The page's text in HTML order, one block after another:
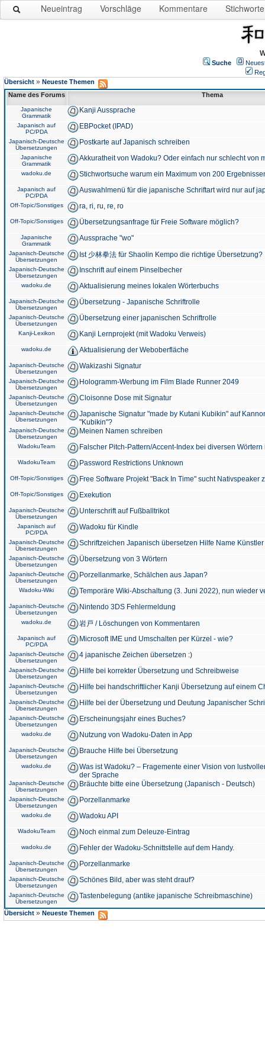
Neueintrag Vorschläge Kommentare Stichworte
Suche
Übersicht » Neueste Themen
Name des Forums
Thema
Japanische
Grammatik
Kanji Aussprache
Japanisch auf
PC/PDA
EBPocket (IPAD)
Japanisch-Deutsche
Übersetzungen
Postkarte auf Japanisch schreiben
Japanische
Grammatik
Akkuratheit von Wadoku? Oder einfach nur schlecht von
wadoku.de Stichwortsuche warum ein Maximum von 200
Japanisch auf
PC/PDA
Auswahlmenü für die japanische Schriftart wird nur auf
Off-Topic/Sonstiges ra, ri, ru, re, ro
Off-Topic/Sonstiges Übersetzungsanfrage für Freie Software möglich?
Japanische
Grammatik
Aussprache "wo"
Japanisch-Deutsche
Übersetzungen
Ist 少林拳法 für Shaolin Kempo die richtige Übersetzung?
Japanisch-Deutsche
Übersetzungen
Inschrift auf einem Pinselbecher
wadoku.de Aktualisierung meines lokalen Wörterbuchs
Japanisch-Deutsche
Übersetzungen
Übersetzung - Japanische Schriftrolle
Japanisch-Deutsche
Übersetzungen
Übersetzung einer japanischen Schriftrolle
Kanji-Lexikon Kanji Lernprojekt (mit Wadoku Verweis)
wadoku.de Aktualisierung der Weboberfläche
Japanisch-Deutsche
Übersetzungen
Wakizashi Signatur
Japanisch-Deutsche
Übersetzungen
Hologramm-Werbung im Film Blade Runner 2049
Japanisch-Deutsche
Übersetzungen
Cloisonne Dose mit Signatur
Japanisch-Deutsche
Übersetzungen
Japanische Signatur "made by Kutani Kubikin" auf
"Kubikin"?
Japanisch-Deutsche
Übersetzungen
Meinen Namen schreiben
WadokuTeam Falscher Pitch-Pattern/Accent-Index bei diversen
WadokuTeam Password Restrictions Unknown
Off-Topic/Sonstiges Free Software Projekt "Back In Time" sucht Nativspeaker
Off-Topic/Sonstiges Exekution
Japanisch-Deutsche
Übersetzungen
Unterschrift auf Fußballtrikot
Japanisch auf
PC/PDA
Wadoku für Kindle
Japanisch-Deutsche
Übersetzungen
Schriftzeichen Japanisch übersetzen Hilfe Name
Japanisch-Deutsche
Übersetzungen
Übersetzung von 3 Wörtern
Japanisch-Deutsche
Übersetzungen
Porzellanmarke, Schälchen aus Japan?
Wadoku-Wiki Temporäre Wiki-Abschaltung (3. Juni 2022), nun wieder
Japanisch-Deutsche
Übersetzungen
Nintendo 3DS Fehlermeldung
wadoku.de 岩戸 / Löschungen von Kommentaren
Japanisch auf
PC/PDA
Microsoft IME und Umschalten per Kürzel - wie?
Japanisch-Deutsche
Übersetzungen
4 japanische Zeichen übersetzen :)
Japanisch-Deutsche
Übersetzungen
Hilfe bei korrekter Übersetzung und Schreibweise
Japanisch-Deutsche
Übersetzungen
Hilfe bei handschriftlicher Kanji Übersetzung auf einem
Japanisch-Deutsche
Übersetzungen
Hilfe bei der Übersetzung und Deutung Japanischer
Japanisch-Deutsche
Übersetzungen
Erscheinungsjahr eines Buches?
wadoku.de Nutzung von Wadoku-Daten in App
Japanisch-Deutsche
Übersetzungen
Brauche Hilfe bei Übersetzung
wadoku.de
Was ist Wadoku? – Fragemente einer Vision von
der Sprache
Japanisch-Deutsche
Übersetzungen
Bräuchte bitte eine Übersetzung (Japanisch - Deutsch)
Japanisch-Deutsche
Übersetzungen
Porzellanmarke
wadoku.de Wadoku API
WadokuTeam Noch einmal zum Deleuze-Eintrag
wadoku.de Fehler der Wadoku-Schnittstelle auf dem Handy.
Japanisch-Deutsche
Übersetzungen
Porzellanmarke
Japanisch-Deutsche
Übersetzungen
Schönes Bild, aber was steht drauf?
Japanisch-Deutsche
Übersetzungen
Tastenbelegung (antike japanische Schreibmaschine)
Übersicht » Neueste Themen